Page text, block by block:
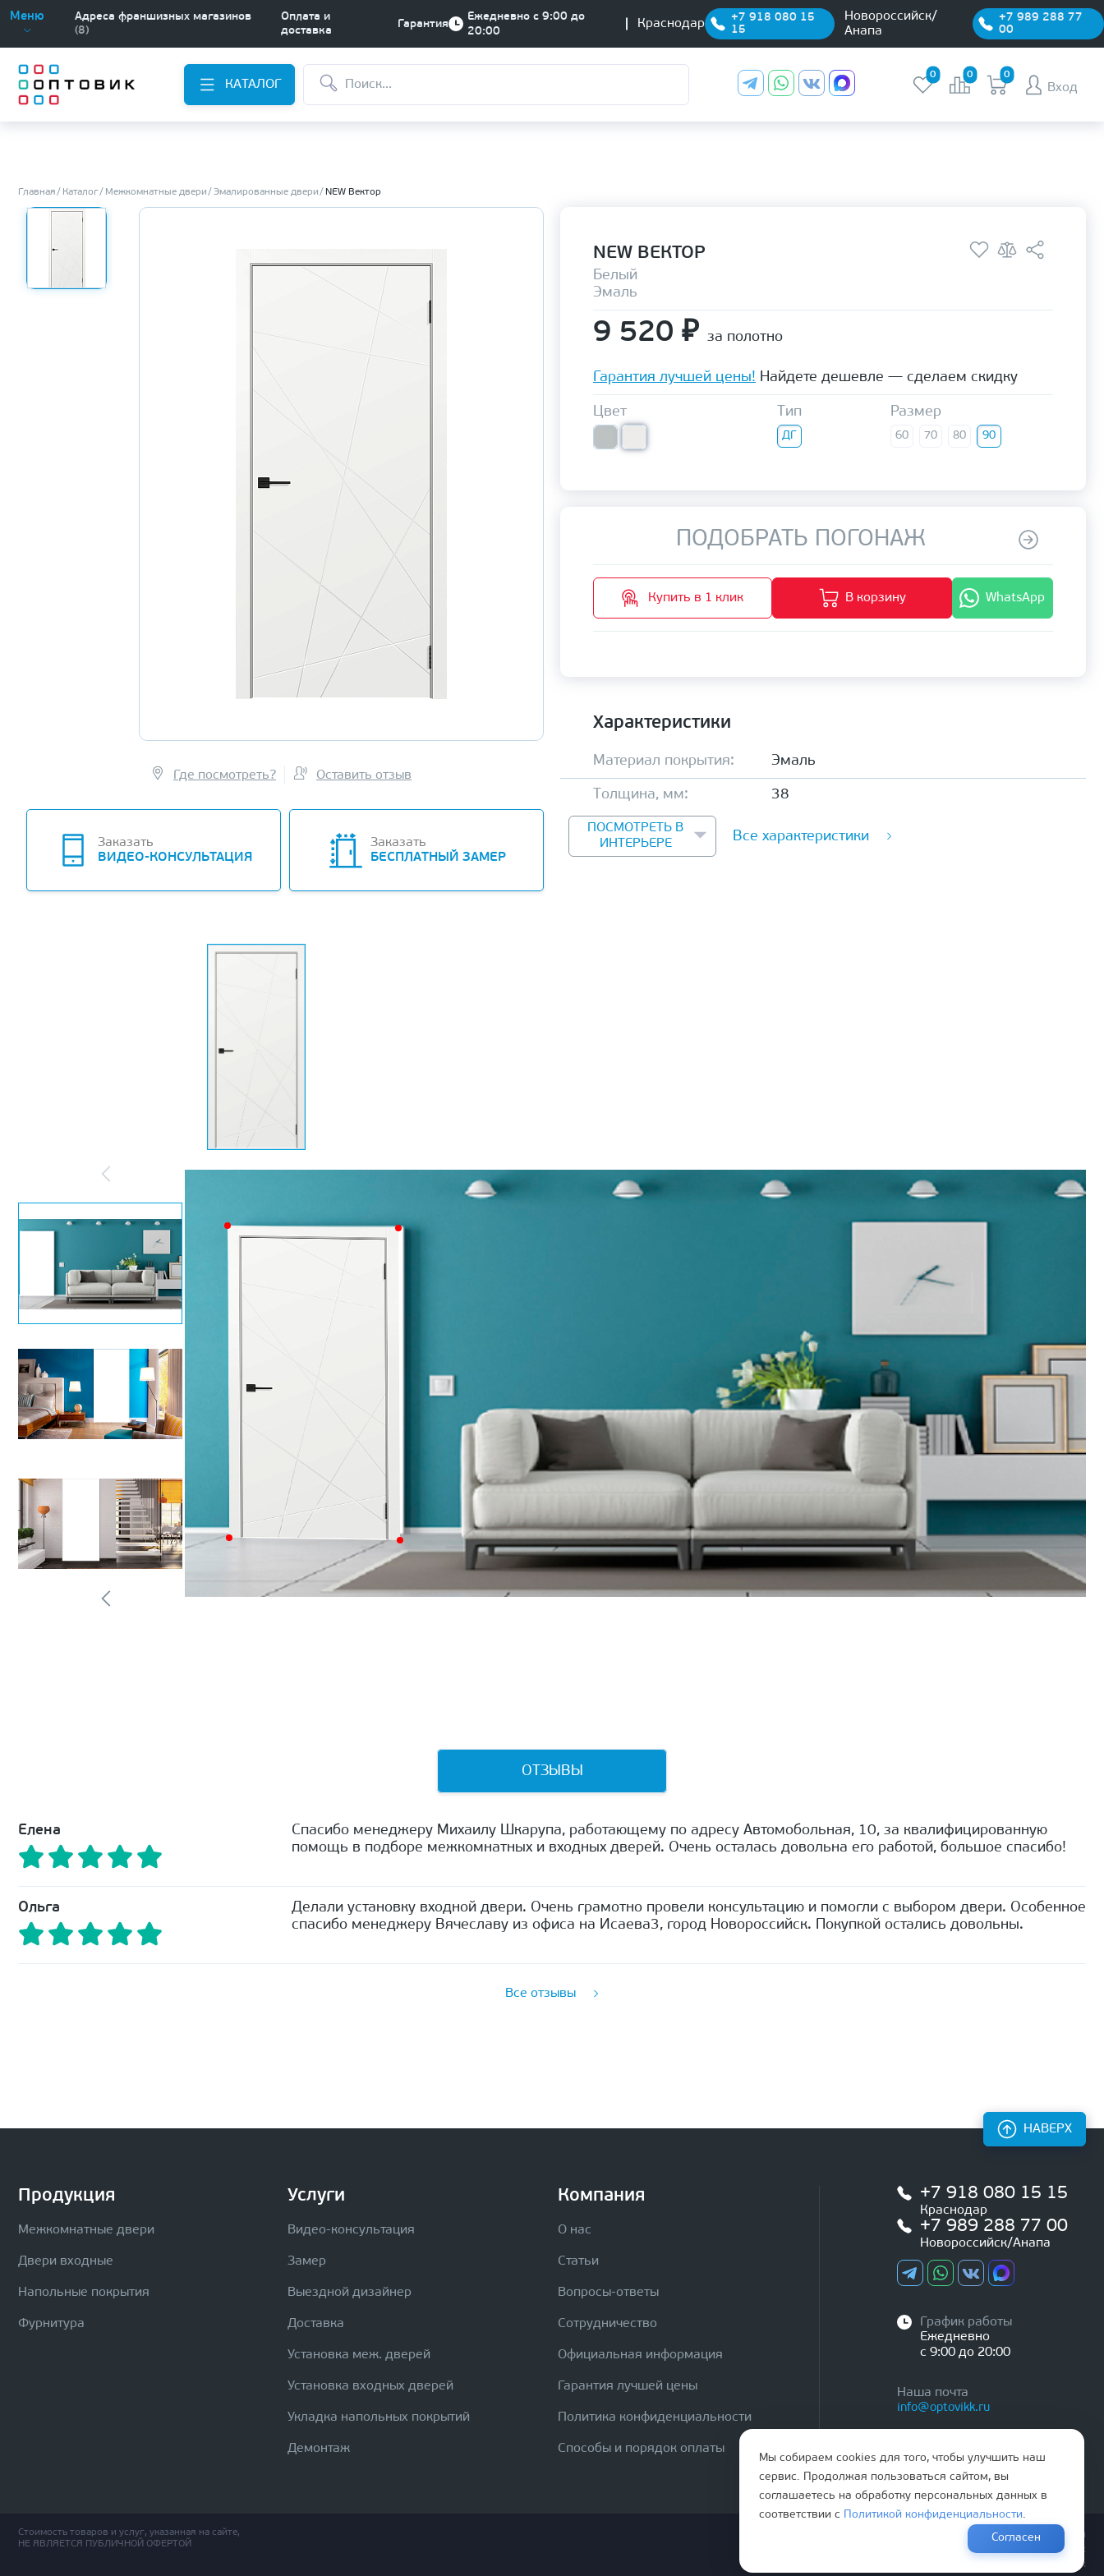
Меню
Адреса франшизных магазинов
(8)
Оплата и
доставка
Гарантия
Ежедневно с 9:00 до
20:00
Краснодар
+7 918 080 15
15
Новороссийск/
Анапа
+7 989 288 77
00
КАТАЛОГ
0 0 0
Вход
Главная Каталог Межкомнатные двери Эмалированные двери NEW Вектор
Где посмотреть? Оставить отзыв
Заказать
ВИДЕО-КОНСУЛЬТАЦИЯ
Заказать
БЕСПЛАТНЫЙ ЗАМЕР
NEW ВЕКТОР
Белый
Эмаль
9 520 ₽ за полотно
Гарантия лучшей цены! Найдете дешевле — сделаем скидку
Цвет Тип
ДГ
Размер
60 70 80 90
ПОДОБРАТЬ ПОГОНАЖ
Купить в 1 клик В корзину WhatsApp
Характеристики
Материал покрытия: Эмаль
Толщина, мм: 38
ПОСМОТРЕТЬ В
ИНТЕРЬЕРЕ
Все характеристики
ОТЗЫВЫ
Елена
Спасибо менеджеру Михаилу Шкарупа, работающему по адресу Автомобольная, 10, за квалифицированную
помощь в подборе межкомнатных и входных дверей. Очень осталась довольна его работой, большое спасибо!
Ольга
Делали установку входной двери. Очень грамотно провели консультацию и помогли с выбором двери. Особенное
спасибо менеджеру Вячеславу из офиса на Исаева3, город Новороссийск. Покупкой остались довольны.
Все отзывы
Продукция
Межкомнатные двери
Двери входные
Напольные покрытия
Фурнитура
Услуги
Видео-консультация
Замер
Выездной дизайнер
Доставка
Установка меж. дверей
Установка входных дверей
Укладка напольных покрытий
Демонтаж
Компания
О нас
Статьи
Вопросы-ответы
Сотрудничество
Официальная информация
Гарантия лучшей цены
Политика конфиденциальности
Способы и порядок оплаты
+7 918 080 15 15
Краснодар
+7 989 288 77 00
Новороссийск/Анапа
График работы
Ежедневно
с 9:00 до 20:00
Наша почта
info@optovikk.ru
НАВЕРХ
Стоимость товаров и услуг, указанная на сайте,
НЕ ЯВЛЯЕТСЯ ПУБЛИЧНОЙ ОФЕРТОЙ
Правила эксплутации входных и межкомнатных дверей
Политика обработки персональных данных
Согласие на обработку персональных данных
Мы собираем cookies для того, чтобы улучшить наш
сервис. Продолжая пользоваться сайтом, вы
соглашаетесь на обработку персональных данных в
соответствии с
Политикой конфиденциальности.
Согласен